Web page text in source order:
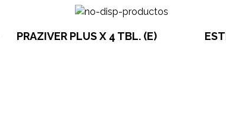
PRAZIVER PLUS X 4 TBL. (E)